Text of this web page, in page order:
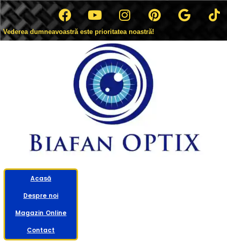
Vederea dumneavoastră este prioritatea noastră!
Acasă
Despre noi
Magazin Online
Contact